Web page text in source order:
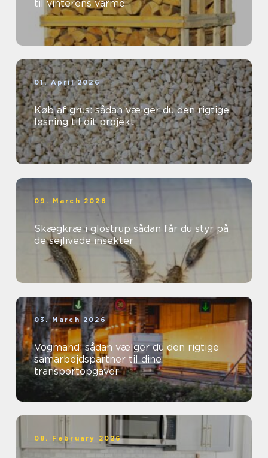
til vinterens varme
01. April 2026
Køb af grus: sådan vælger du den rigtige
løsning til dit projekt
09. March 2026
Skægkræ i glostrup sådan får du styr på
de sejlivede insekter
03. March 2026
Vogmand: sådan vælger du den rigtige
samarbejdspartner til dine
transportopgaver
08. February 2026